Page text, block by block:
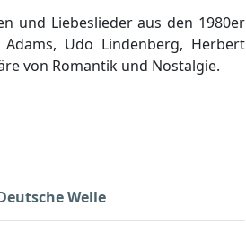
und Liebeslieder aus den 1980er
Udo Lindenberg, Herbert
von Romantik und Nostalgie.
Welle